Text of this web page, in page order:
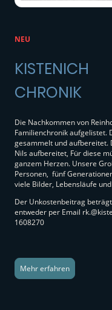
NEU
KISTENICH
CHRONIK
Die Nachkommen von
Familienchronik aufgelistet.
gesammelt und aufbereitet.
Nils aufbereitet, Für diese
ganzem Herzen. Unsere
Personen, fünf
viele Bilder, Lebensläufe
Der Unkostenbeitrag
entweder per Email
1608270
Mehr erfahren